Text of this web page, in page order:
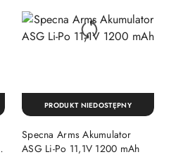
Specna Arms Akumulator
ASG Li-Po 11,1V 1200 mAh
PRODUKT NIEDOSTĘPNY